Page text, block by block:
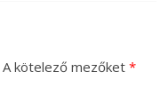
A kötelező mezőket*